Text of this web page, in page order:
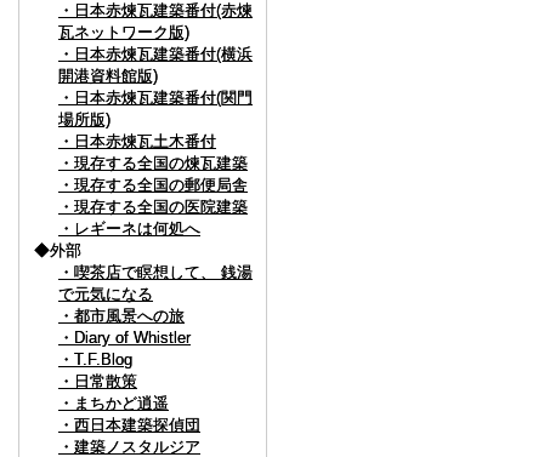
・日本赤煉瓦建築番付(赤煉
瓦ネットワーク版)
・日本赤煉瓦建築番付(横浜
開港資料館版)
・日本赤煉瓦建築番付(関門
場所版)
・日本赤煉瓦土木番付
・現存する全国の煉瓦建築
・現存する全国の郵便局舎
・現存する全国の医院建築
・レギーネは何処へ
◆外部
・喫茶店で瞑想して、 銭湯
で元気になる
・都市風景への旅
・Diary of Whistler
・T.F.Blog
・日常散策
・まちかど逍遥
・西日本建築探偵団
・建築ノスタルジア
・日本赤煉瓦建築番付(赤煉
瓦ネットワーク版)
・日本赤煉瓦建築番付(横浜
開港資料館版)
・日本赤煉瓦建築番付(関門
場所版)
・日本赤煉瓦土木番付
・現存する全国の煉瓦建築
・現存する全国の郵便局舎
・現存する全国の医院建築
・レギーネは何処へ
◆外部
・喫茶店で瞑想して、 銭湯
で元気になる
・都市風景への旅
・Diary of Whistler
・T.F.Blog
・日常散策
・まちかど逍遥
・西日本建築探偵団
・建築ノスタルジア